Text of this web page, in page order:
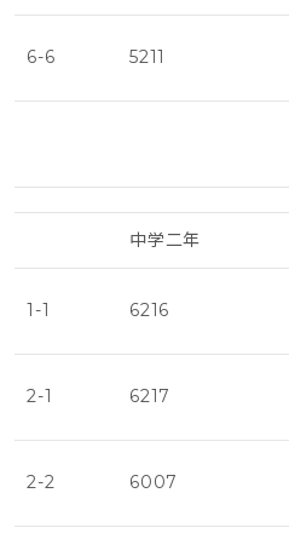
6-6 5211
中学二年
1-1 6216
2-1 6217
2-2 6007